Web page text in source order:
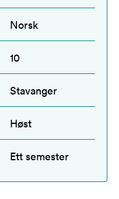
Norsk
10
Stavanger
Høst
Ett semester